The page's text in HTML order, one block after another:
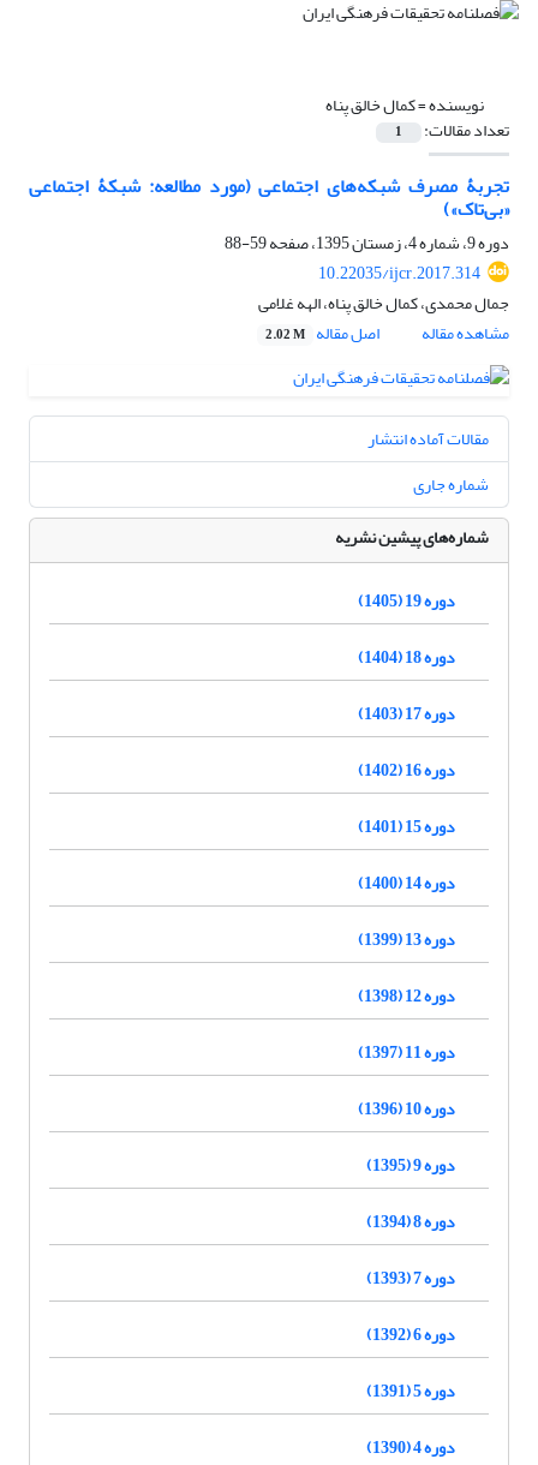
نویسنده =کمال خالق پناه
تعداد مقالات: 1
تجربۀ مصرف شبکه‌های اجتماعی (مورد مطالعه: شبکۀ اجتماعی
«بی‌تاک»)
دوره 9، شماره 4، زمستان 1395، صفحه
59-88
10.22035/ijcr.2017.314
جمال محمدی، کمال خالق پناه، الهه غلامی
مشاهده مقاله
اصل مقاله 2.02 M
مقالات آماده انتشار
شماره جاری
شماره‌های پیشین نشریه
دوره 19 (1405)
دوره 18 (1404)
دوره 17 (1403)
دوره 16 (1402)
دوره 15 (1401)
دوره 14 (1400)
دوره 13 (1399)
دوره 12 (1398)
دوره 11 (1397)
دوره 10 (1396)
دوره 9 (1395)
دوره 8 (1394)
دوره 7 (1393)
دوره 6 (1392)
دوره 5 (1391)
دوره 4 (1390)